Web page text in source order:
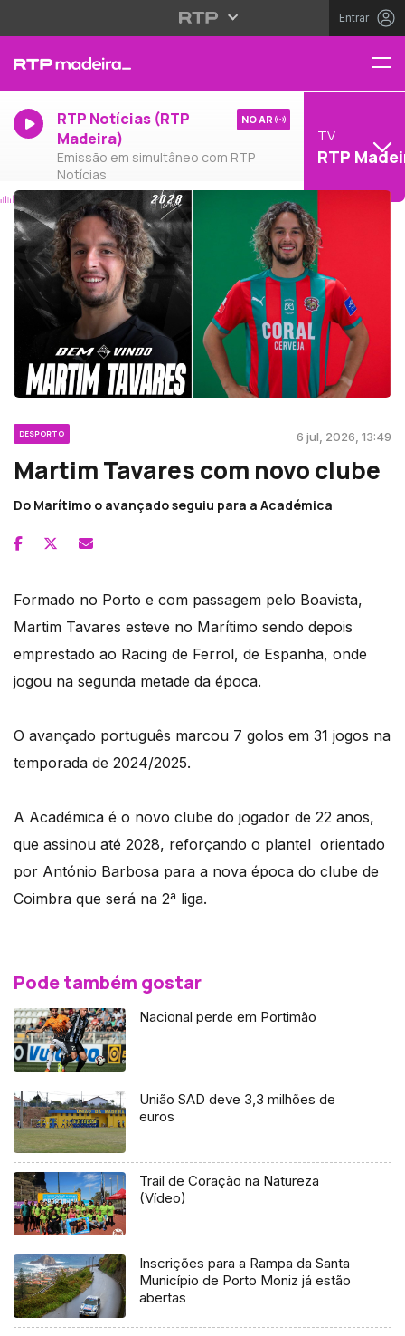
Entrar
RTP Notícias (RTP
Madeira)
Emissão em simultâneo com RTP
Notícias
NO AR
TV
RTP
DESPORTO 6 jul, 2026, 13:49
Martim Tavares com novo clube
Do Marítimo o avançado seguiu para a Académica
Formado no Porto e com passagem pelo Boavista,
Martim Tavares esteve no Marítimo sendo depois
emprestado ao Racing de Ferrol, de Espanha, onde
jogou na segunda metade da época.
O avançado português marcou 7 golos em 31 jogos na
temporada de 2024/2025.
A Académica é o novo clube do jogador de 22 anos,
que assinou até 2028, reforçando o plantel orientado
por António Barbosa para a nova época do clube de
Coimbra que será na 2ª liga.
Pode também gostar
Nacional perde em Portimão
União SAD deve 3,3 milhões de
euros
Trail de Coração na Natureza
(Vídeo)
Inscrições para a Rampa da Santa
Município de Porto Moniz já estão
abertas